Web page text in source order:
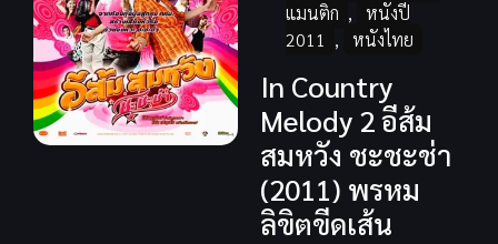
แมนติก ,
หนังปี
2011
, หนังไทย
In Country
Melody 2 อีส้ม
สมหวัง ชะชะช่า
(2011) พรหม
ลิขิตขีดเส้น